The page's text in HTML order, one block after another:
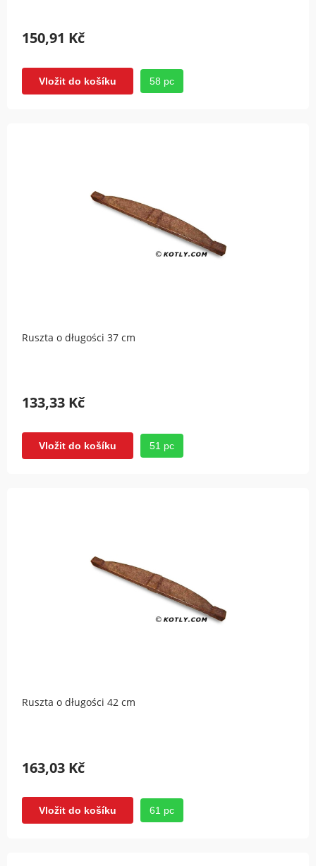
150,91 Kč
Vložit do košíku 58 pc
Ruszta o długości 37 cm
133,33 Kč
Vložit do košíku 51 pc
Ruszta o długości 42 cm
163,03 Kč
Vložit do košíku 61 pc